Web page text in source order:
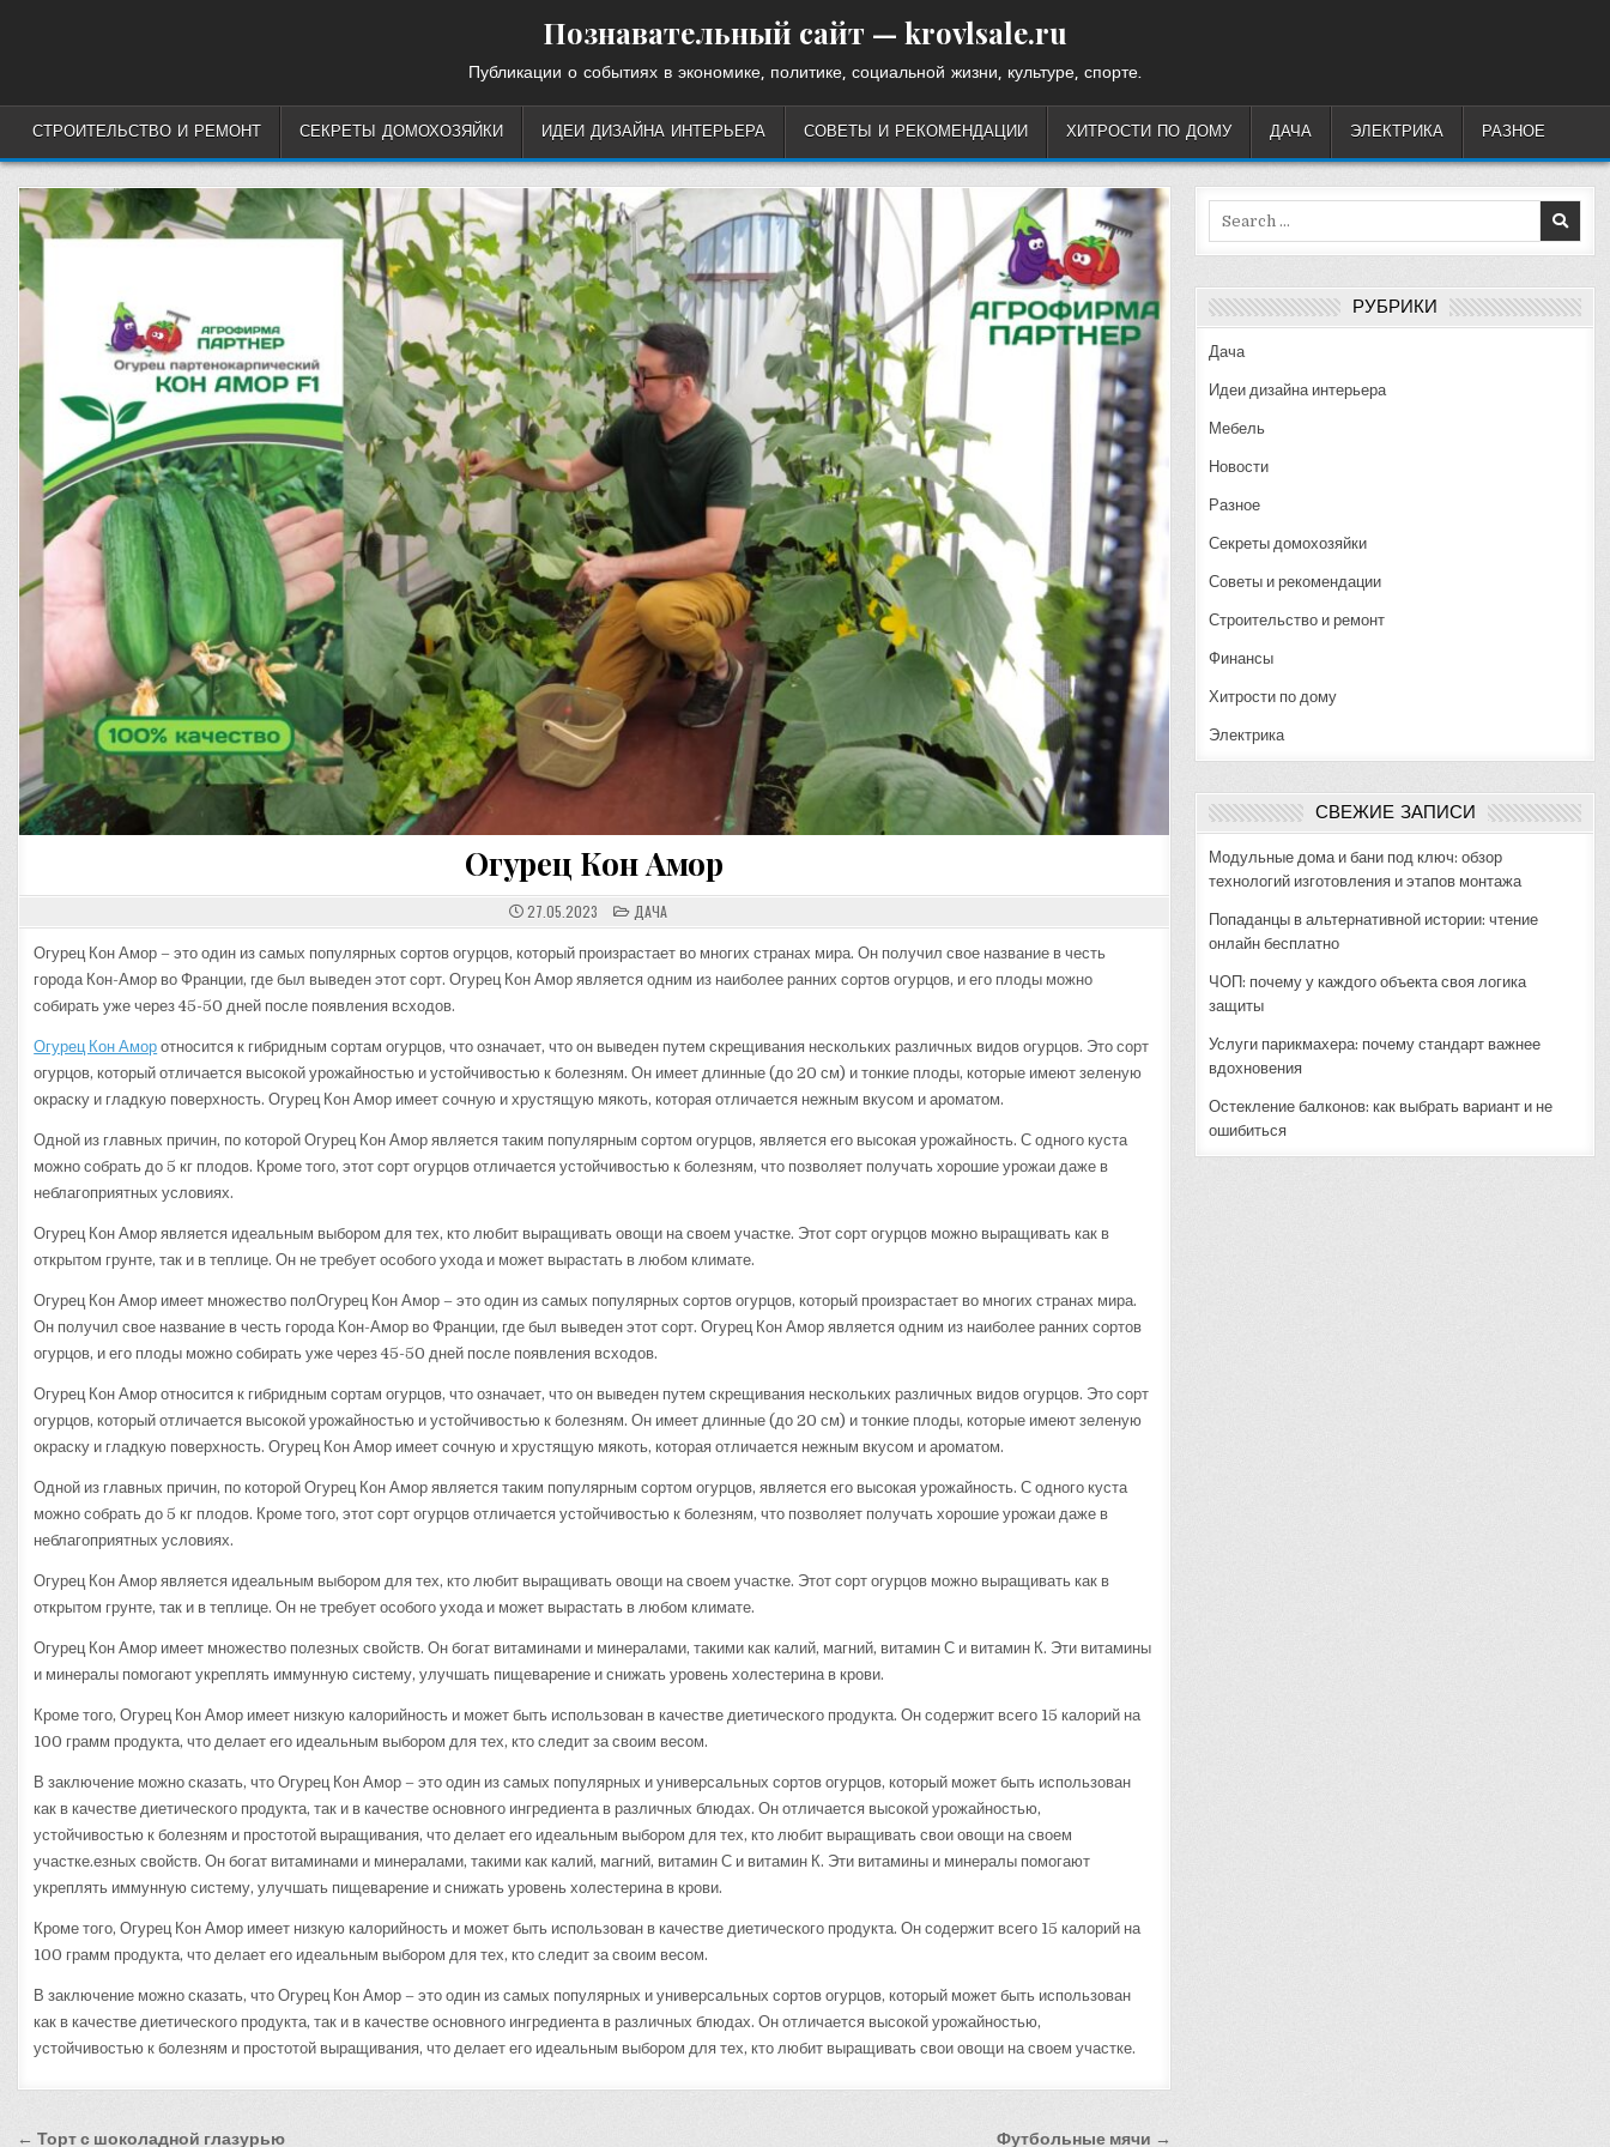
Познавательный сайт — krovlsale.ru
Публикации о событиях в экономике, политике, социальной жизни, культуре, спорте.
СТРОИТЕЛЬСТВО И РЕМОНТ СЕКРЕТЫ ДОМОХОЗЯЙКИ ИДЕИ ДИЗАЙНА ИНТЕРЬЕРА СОВЕТЫ И РЕКОМЕНДАЦИИ ХИТРОСТИ ПО ДОМУ ДАЧА ЭЛЕКТРИКА РАЗНОЕ
Огурец Кон Амор
27.05.2023 POSTED
IN
ДАЧА
Огурец Кон Амор – это один из самых популярных сортов огурцов, который произрастает во многих странах мира. Он получил свое название в честь
города Кон-Амор во Франции, где был выведен этот сорт. Огурец Кон Амор является одним из наиболее ранних сортов огурцов, и его плоды можно
собирать уже через 45-50 дней после появления всходов.
Огурец Кон Амор относится к гибридным сортам огурцов, что означает, что он выведен путем скрещивания нескольких различных видов огурцов. Это сорт
огурцов, который отличается высокой урожайностью и устойчивостью к болезням. Он имеет длинные (до 20 см) и тонкие плоды, которые имеют зеленую
окраску и гладкую поверхность. Огурец Кон Амор имеет сочную и хрустящую мякоть, которая отличается нежным вкусом и ароматом.
Одной из главных причин, по которой Огурец Кон Амор является таким популярным сортом огурцов, является его высокая урожайность. С одного куста
можно собрать до 5 кг плодов. Кроме того, этот сорт огурцов отличается устойчивостью к болезням, что позволяет получать хорошие урожаи даже в
неблагоприятных условиях.
Огурец Кон Амор является идеальным выбором для тех, кто любит выращивать овощи на своем участке. Этот сорт огурцов можно выращивать как в
открытом грунте, так и в теплице. Он не требует особого ухода и может вырастать в любом климате.
Огурец Кон Амор имеет множество полОгурец Кон Амор – это один из самых популярных сортов огурцов, который произрастает во многих странах мира.
Он получил свое название в честь города Кон-Амор во Франции, где был выведен этот сорт. Огурец Кон Амор является одним из наиболее ранних сортов
огурцов, и его плоды можно собирать уже через 45-50 дней после появления всходов.
Огурец Кон Амор относится к гибридным сортам огурцов, что означает, что он выведен путем скрещивания нескольких различных видов огурцов. Это сорт
огурцов, который отличается высокой урожайностью и устойчивостью к болезням. Он имеет длинные (до 20 см) и тонкие плоды, которые имеют зеленую
окраску и гладкую поверхность. Огурец Кон Амор имеет сочную и хрустящую мякоть, которая отличается нежным вкусом и ароматом.
Одной из главных причин, по которой Огурец Кон Амор является таким популярным сортом огурцов, является его высокая урожайность. С одного куста
можно собрать до 5 кг плодов. Кроме того, этот сорт огурцов отличается устойчивостью к болезням, что позволяет получать хорошие урожаи даже в
неблагоприятных условиях.
Огурец Кон Амор является идеальным выбором для тех, кто любит выращивать овощи на своем участке. Этот сорт огурцов можно выращивать как в
открытом грунте, так и в теплице. Он не требует особого ухода и может вырастать в любом климате.
Огурец Кон Амор имеет множество полезных свойств. Он богат витаминами и минералами, такими как калий, магний, витамин С и витамин К. Эти витамины
и минералы помогают укреплять иммунную систему, улучшать пищеварение и снижать уровень холестерина в крови.
Кроме того, Огурец Кон Амор имеет низкую калорийность и может быть использован в качестве диетического продукта. Он содержит всего 15 калорий на
100 грамм продукта, что делает его идеальным выбором для тех, кто следит за своим весом.
В заключение можно сказать, что Огурец Кон Амор – это один из самых популярных и универсальных сортов огурцов, который может быть использован
как в качестве диетического продукта, так и в качестве основного ингредиента в различных блюдах. Он отличается высокой урожайностью,
устойчивостью к болезням и простотой выращивания, что делает его идеальным выбором для тех, кто любит выращивать свои овощи на своем
участке.езных свойств. Он богат витаминами и минералами, такими как калий, магний, витамин С и витамин К. Эти витамины и минералы помогают
укреплять иммунную систему, улучшать пищеварение и снижать уровень холестерина в крови.
Кроме того, Огурец Кон Амор имеет низкую калорийность и может быть использован в качестве диетического продукта. Он содержит всего 15 калорий на
100 грамм продукта, что делает его идеальным выбором для тех, кто следит за своим весом.
В заключение можно сказать, что Огурец Кон Амор – это один из самых популярных и универсальных сортов огурцов, который может быть использован
как в качестве диетического продукта, так и в качестве основного ингредиента в различных блюдах. Он отличается высокой урожайностью,
устойчивостью к болезням и простотой выращивания, что делает его идеальным выбором для тех, кто любит выращивать свои овощи на своем участке.
Футбольные мячи →
← Торт с шоколадной глазурью
РУБРИКИ
Дача
Идеи дизайна интерьера
Мебель
Новости
Разное
Секреты домохозяйки
Советы и рекомендации
Строительство и ремонт
Финансы
Хитрости по дому
Электрика
СВЕЖИЕ ЗАПИСИ
Модульные дома и бани под ключ: обзор
технологий изготовления и этапов монтажа
Попаданцы в альтернативной истории: чтение
онлайн бесплатно
ЧОП: почему у каждого объекта своя логика
защиты
Услуги парикмахера: почему стандарт важнее
вдохновения
Остекление балконов: как выбрать вариант и не
ошибиться